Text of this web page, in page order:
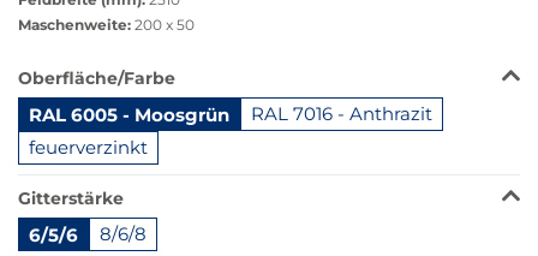
Maschenweite: 200 x 50
Das
Produkt
ist
in
dieser
Variante
nicht
verfügbar.
Oberfläche/Farbe
RAL 6005 - Moosgrün
RAL 7016 - Anthrazit
feuerverzinkt
Gitterstärke
6/5/6 8/6/8